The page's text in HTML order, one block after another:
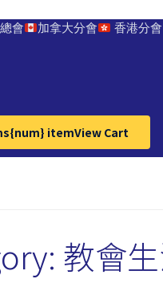
會 加拿大分會 香港分會
{num} itemView Cart
教會